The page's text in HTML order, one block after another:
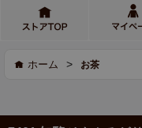
ホーム > お茶